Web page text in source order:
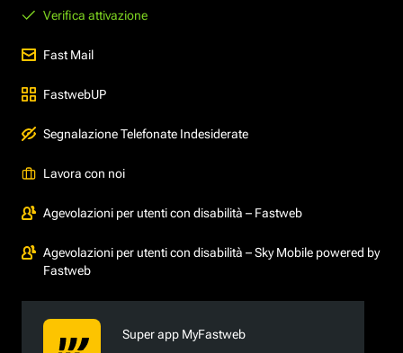
Verifica attivazione
Fast Mail
FastwebUP
Segnalazione Telefonate Indesiderate
Lavora con noi
Agevolazioni per utenti con disabilità – Fastweb
Agevolazioni per utenti con disabilità – Sky Mobile powered by
Fastweb
Super app MyFastweb